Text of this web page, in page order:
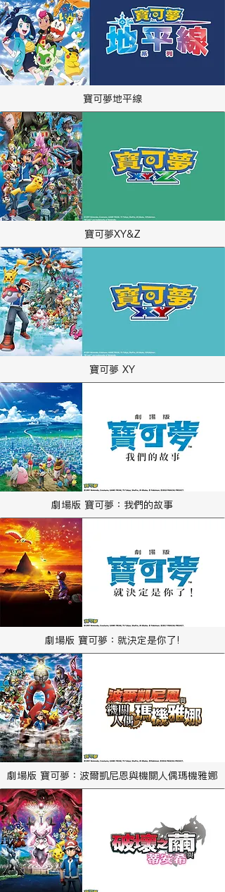
寶可夢地平線
寶可夢XY&Z
寶可夢 XY
劇場版 寶可夢：我們的故事
劇場版 寶可夢：就決定是你了!
劇場版 寶可夢：波爾凱尼恩與機關人偶瑪機雅娜